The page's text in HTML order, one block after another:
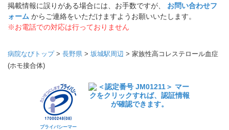
掲載情報に誤りがある場合には、お手数ですが、 お問い合わせフ
ォーム からご連絡をいただけますようお願いいたします。
※お電話での対応は行っておりません
病院なびトップ> 長野県 > 坂城駅周辺 > 家族性高コレステロール血症
(ホモ接合体)
プライバシーマー